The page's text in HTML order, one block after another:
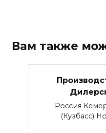
Вам также
Россия
(Кузбасс)